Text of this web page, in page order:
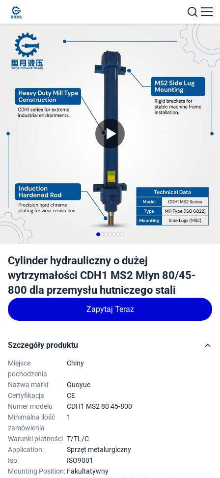
Cylinder hydrauliczny o dużej
wytrzymałości CDH1 MS2 Młyn 80/45-
800 dla przemysłu hutniczego stali
Zapytaj Teraz
Szczegóły produktu
Miejsce
pochodzenia
Chiny
Nazwa marki
Guoyue
Certyfikacja
CE
Numer modelu
CDH1 MS2 80 45-800
Minimalna ilość
zamówienia
1
Warunki płatności T/TL/C
Application:
Sprzęt metalurgiczny
Iso:
ISO9001
Mounting Position: Fakultatywny